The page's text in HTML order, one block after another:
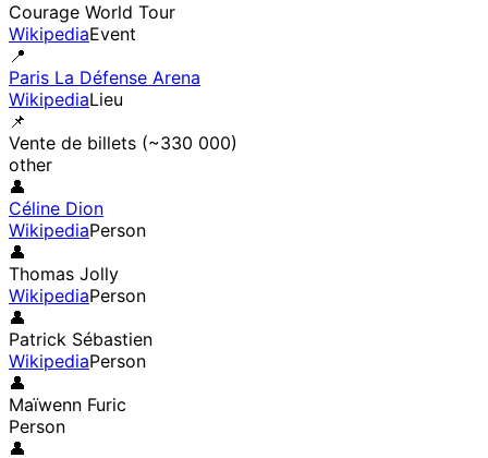
Courage World Tour
WikipediaEvent
📍
Paris La Défense Arena
WikipediaLieu
📌
Vente de billets (~330 000)
other
👤
Céline Dion
WikipediaPerson
👤
Thomas Jolly
WikipediaPerson
👤
Patrick Sébastien
WikipediaPerson
👤
Maïwenn Furic
Person
👤